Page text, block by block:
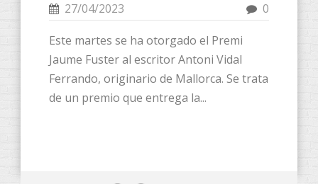
27/04/2023 0
Este martes se ha otorgado el Premi
Jaume Fuster al escritor Antoni Vidal
Ferrando, originario de Mallorca. Se trata
de un premio que entrega la...